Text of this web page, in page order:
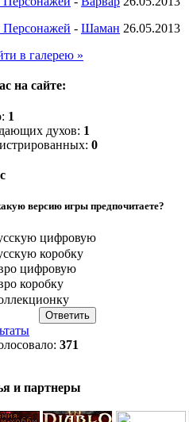
- Шаман 26.05.2013
в галерею »
на сайте:
1
духов: 1
0
версию игры предпочитаете?
цифровую
коробку
цифровую
коробку
371
и партнеры